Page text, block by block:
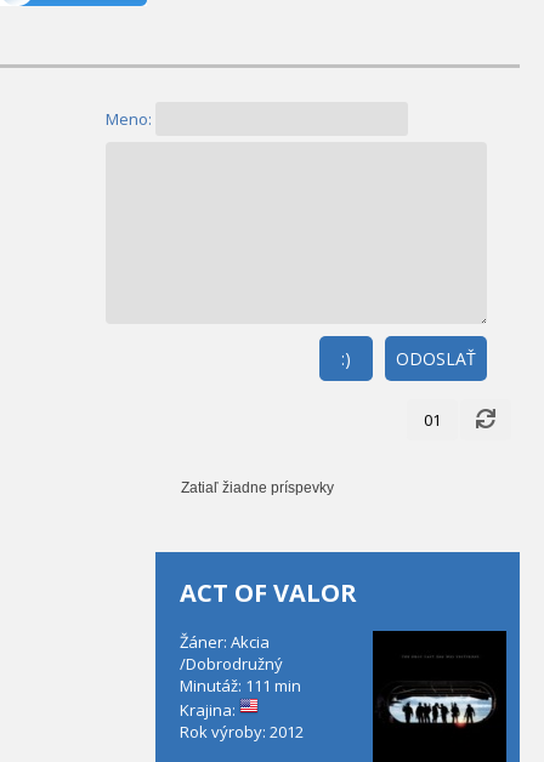
Meno:
ODOSLAŤ
:)
01
Zatiaľ žiadne príspevky
ACT OF VALOR
Žáner: Akcia
/Dobrodružný
Minutáž: 111 min
Krajina:
Rok výroby: 2012